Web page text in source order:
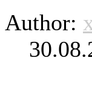
Author: